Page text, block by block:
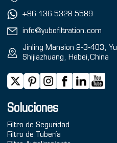
+86 136 5328 5589
info@yubofiltration.com
Jinling Mansion 2-3-403,
Shijiazhuang, Hebei,China
Soluciones
Filtro de Seguridad
Filtro de Tubería